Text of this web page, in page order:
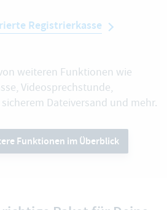
Registrierkasse
weiteren Funktionen wie
Videosprechstunde,
Dateiversand und mehr.
Funktionen im Überblick